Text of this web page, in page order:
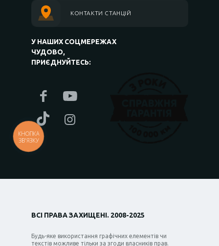
КОНТАКТИ СТАНЦІЙ
У НАШИХ СОЦМЕРЕЖАХ
ЧУДОВО,
ПРИЄДНУЙТЕСЬ:
ВСІ ПРАВА ЗАХИЩЕНІ. 2008-2025
Будь-яке використання графічних елементів чи
текстів можливе тільки за згоди власників прав.
КНОПКА
ЗВ'ЯЗКУ